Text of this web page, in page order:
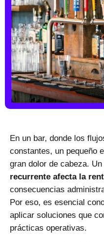
En un bar, donde los
constantes, un pequeño
gran dolor de cabeza. Un
recurrente afecta la
consecuencias
Por eso, es esencial
aplicar soluciones que
prácticas operativas.